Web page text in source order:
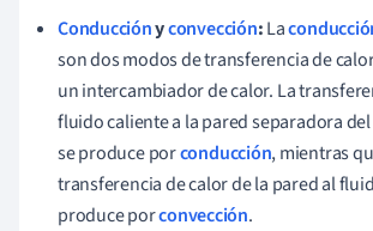
Conducciónyconvección:La
son dos modos de transferencia de
un intercambiador de calor. La
fluido caliente a la pared separadora
se produce porconducción, mientras
transferencia de calor de la pared al
produce porconvección.